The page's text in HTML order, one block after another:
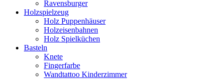
Ravensburger
Holzspielzeug
Holz Puppenhäuser
Holzeisenbahnen
Holz Spielküchen
Basteln
Knete
Fingerfarbe
Wandtattoo Kinderzimmer